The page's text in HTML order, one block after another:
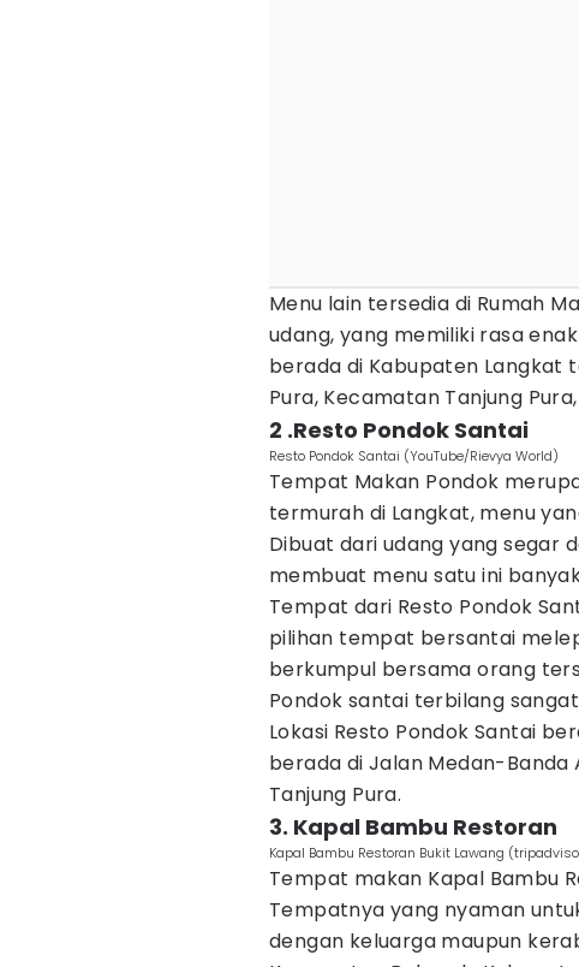
Menu lain tersedia di Rumah
udang, yang memiliki rasa
berada di Kabupaten Langkat
Pura, Kecamatan Tanjung
2 .Resto Pondok Santai
Resto Pondok Santai (YouTube/Rievya World)
Tempat Makan Pondok
termurah di Langkat, menu
Dibuat dari udang yang segar
membuat menu satu ini
Tempat dari Resto Pondok
pilihan tempat bersantai
berkumpul bersama orang
Pondok santai terbilang
Lokasi Resto Pondok Santai
berada di Jalan Medan-Banda
Tanjung Pura.
3. Kapal Bambu Restoran
Kapal Bambu Restoran Bukit Lawang
Tempat makan Kapal Bambu
Tempatnya yang nyaman
dengan keluarga maupun